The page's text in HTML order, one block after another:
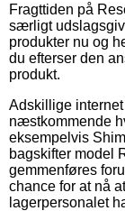
Fragttiden på
særligt
produkter nu og
du efterser den
produkt.
Adskillige
næstkommende
eksempelvis
bagskifter model
gemmenføres
chance for at nå
lagerpersonalet